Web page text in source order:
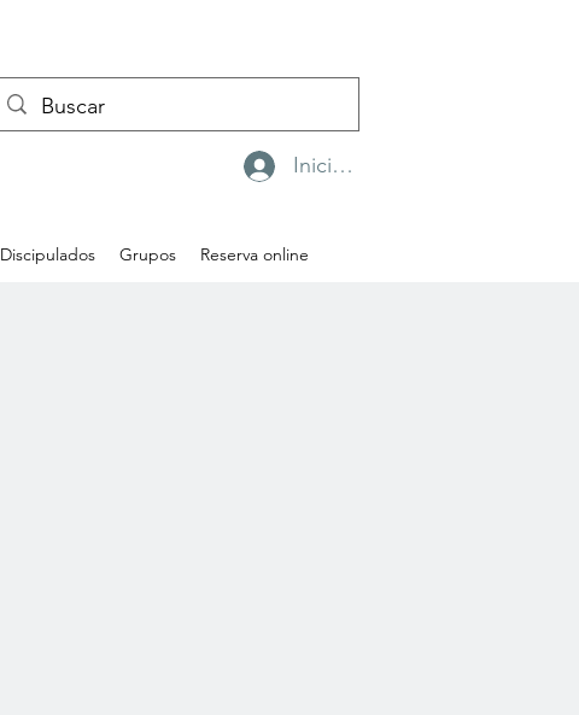
Iniciar sesión
Discipulados Grupos Reserva online